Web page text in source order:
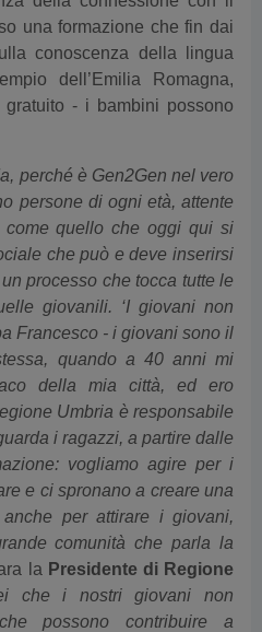
una formazione che fin dai
conoscenza della lingua
dell’Emilia Romagna,
- i bambini possono
perché è Gen2Gen nel vero
persone di ogni età, attente
come quello che oggi qui si
che può e deve inserirsi
processo che tocca tutte le
giovanili. ‘I giovani non
Francesco - i giovani sono il
quando a 40 anni mi
della mia città, ed ero
Umbria è responsabile
i ragazzi, a partire dalle
vogliamo agire per i
e ci spronano a creare una
per attirare i giovani,
comunità che parla la
la Presidente di Regione
che i nostri giovani non
possono contribuire a